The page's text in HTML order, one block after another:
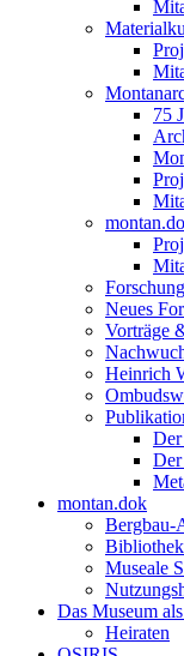
75
Neues
Vorträge
Heinrich
montan.dok
Bergbau-
Museale
Das Museum
Heiraten